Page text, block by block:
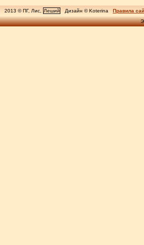
2013 © ПГ, Лис, Леший Дизайн © Koterina
Правила